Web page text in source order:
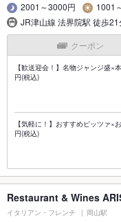
2001～3000円
1001
JR津山線 法界院駅 徒歩
クーポン
【歓送迎会！】名物ジャンジ盛
円(税込)
【気軽に！】おすすめピッツァ
円(税込)
Restaurant & Wines
イタリアン・フレンチ 岡山駅